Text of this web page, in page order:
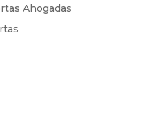
Ahogadas